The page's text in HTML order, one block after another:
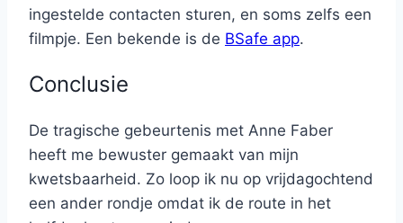
ingestelde contacten sturen, en soms zelfs een
filmpje. Een bekende is de BSafe app.
Conclusie
De tragische gebeurtenis met Anne Faber
heeft me bewuster gemaakt van mijn
kwetsbaarheid. Zo loop ik nu op vrijdagochtend
een ander rondje omdat ik de route in het